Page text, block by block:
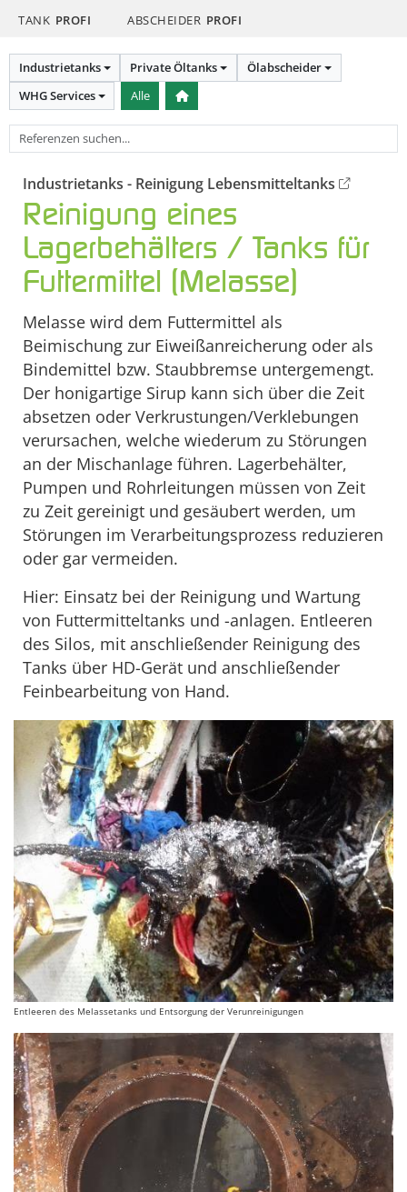
TANK PROFI ABSCHEIDER PROFI
Industrietanks Private Öltanks
Ölabscheider
WHG Services
Alle
Industrietanks - Reinigung Lebensmitteltanks
Reinigung eines
Lagerbehälters / Tanks für
Futtermittel (Melasse)
Melasse wird dem Futtermittel als
Beimischung zur Eiweißanreicherung oder als
Bindemittel bzw. Staubbremse untergemengt.
Der honigartige Sirup kann sich über die Zeit
absetzen oder Verkrustungen/Verklebungen
verursachen, welche wiederum zu Störungen
an der Mischanlage führen. Lagerbehälter,
Pumpen und Rohrleitungen müssen von Zeit
zu Zeit gereinigt und gesäubert werden, um
Störungen im Verarbeitungsprozess reduzieren
oder gar vermeiden.
Hier: Einsatz bei der Reinigung und Wartung
von Futtermitteltanks und -anlagen. Entleeren
des Silos, mit anschließender Reinigung des
Tanks über HD-Gerät und anschließender
Feinbearbeitung von Hand.
Entleeren des Melassetanks und Entsorgung der Verunreinigungen